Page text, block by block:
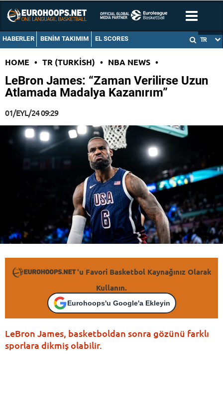
HABERLER BENIM TAKIMIM EL SCORES TR
HOME • TR (TURKISH) • NBA NEWS •
LeBron James: “Zaman Verilirse Uzun
Atlamada Madalya Kazanırım”
01/EYL/24 09:29
'u Favori Basketbol Kaynağınız Olarak
Kullanın.
Eurohoops'u Google'a Ekleyin
LeBron James, basketboldan sonra gözünü farklı
sporlara dikmiş olabilir.